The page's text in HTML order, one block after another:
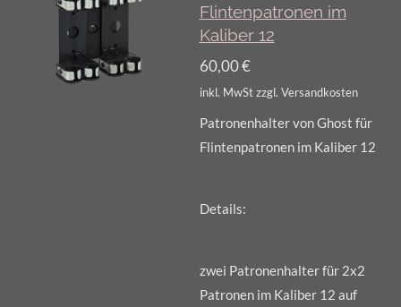
Flintenpatronen im
Kaliber 12
60,00 €
inkl. MwSt zzgl. Versandkosten
Patronenhalter von Ghost für
Flintenpatronen im Kaliber 12
Details:
zwei Patronenhalter für 2x2
Patronen im Kaliber 12 auf